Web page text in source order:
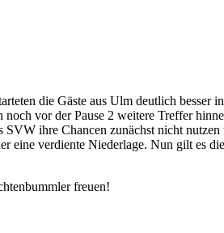
die Gäste aus Ulm deutlich besser
vor der Pause 2 weitere Treffer
ihre Chancen zunächst nicht nutzen
eine verdiente Niederlage. Nun gilt es
freuen!